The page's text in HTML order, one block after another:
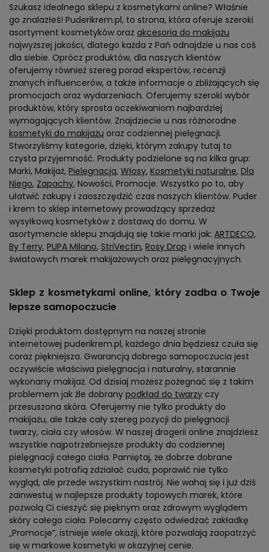
Szukasz idealnego sklepu z kosmetykami online? Właśnie
go znalazłeś! Puderikrem.pl, to strona, która oferuje szeroki
asortyment kosmetyków oraz akcesoria do makijażu
najwyższej jakości, dlatego każda z Pań odnajdzie u nas coś
dla siebie. Oprócz produktów, dla naszych klientów
oferujemy również szereg porad ekspertów, recenzji
znanych influencerów, a także informacje o zbliżających się
promocjach oraz wydarzeniach. Oferujemy szeroki wybór
produktów, który sprosta oczekiwaniom najbardziej
wymagających klientów. Znajdziecie u nas różnorodne
kosmetyki do makijażu oraz codziennej pielęgnacji.
Stworzyliśmy kategorie, dzięki, którym zakupy tutaj to
czysta przyjemność. Produkty podzielone są na kilka grup:
Marki, Makijaż, Pielęgnacja, Włosy, Kosmetyki naturalne, Dla
Niego, Zapachy, Nowości, Promocje. Wszystko po to, aby
ułatwić zakupy i zaoszczędzić czas naszych klientów. Puder
i krem to sklep internetowy prowadzący sprzedaż
wysyłkową kosmetyków z dostawą do domu. W
asortymencie sklepu znajdują się takie marki jak: ARTDECO,
By Terry, PUPA Milano, StriVectin, Rosy Drop i wiele innych
światowych marek makijażowych oraz pielęgnacyjnych.
Sklep z kosmetykami online, który zadba o Twoje
lepsze samopoczucie
Dzięki produktom dostępnym na naszej stronie
internetowej puderikrem.pl, każdego dnia będziesz czuła się
coraz piękniejsza. Gwarancją dobrego samopoczucia jest
oczywiście właściwa pielęgnacja i naturalny, starannie
wykonany makijaż. Od dzisiaj możesz pożegnać się z takim
problemem jak źle dobrany podkład do twarzy czy
przesuszona skóra. Oferujemy nie tylko produkty do
makijażu, ale także cały szereg pozycji do pielęgnacji
twarzy, ciała czy włosów. W naszej drogerii online znajdziesz
wszystkie najpotrzebniejsze produkty do codziennej
pielęgnacji całego ciała. Pamiętaj, że dobrze dobrane
kosmetyki potrafią zdziałać cuda, poprawić nie tylko
wygląd, ale przede wszystkim nastrój. Nie wahaj się i już dziś
zainwestuj w najlepsze produkty topowych marek, które
pozwolą Ci cieszyć się pięknym oraz zdrowym wyglądem
skóry całego ciała. Polecamy często odwiedzać zakładkę
„Promocje”, istnieje wiele okazji, które pozwalają zaopatrzyć
się w markowe kosmetyki w okazyjnej cenie.